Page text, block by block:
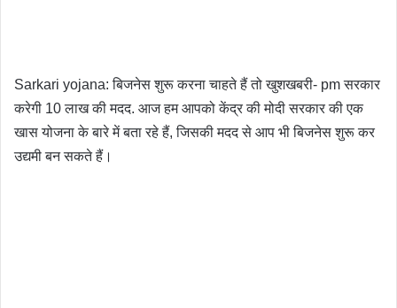
Sarkari yojana: बिजनेस शुरू करना चाहते हैं तो खुशखबरी- pm सरकार
करेगी 10 लाख की मदद. आज हम आपको केंद्र की मोदी सरकार की एक
खास योजना के बारे में बता रहे हैं, जिसकी मदद से आप भी बिजनेस शुरू कर
उद्यमी बन सकते हैं।